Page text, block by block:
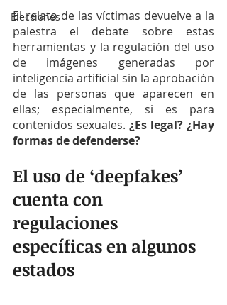
Elecciones
El relato de las víctimas devuelve a la
palestra el debate sobre estas
herramientas y la regulación del uso
de imágenes generadas por
inteligencia artificial sin la aprobación
de las personas que aparecen en
ellas; especialmente, si es para
contenidos sexuales. ¿Es legal? ¿Hay
formas de defenderse?
El uso de ‘deepfakes’
cuenta con
regulaciones
específicas en algunos
estados